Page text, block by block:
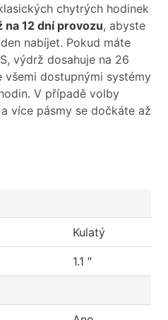
chytrých hodinek
na 12 dní provozu, abyste
nabíjet. Pokud máte
výdrž dosahuje na 26
všemi dostupnými systémy
V případě volby
více pásmy se dočkáte až
Kulatý
1.1 ″